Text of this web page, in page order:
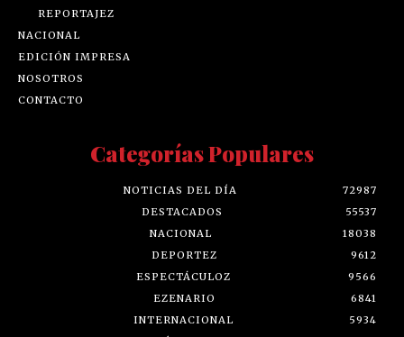
REPORTAJEZ
NACIONAL
EDICIÓN IMPRESA
NOSOTROS
CONTACTO
Categorías Populares
NOTICIAS DEL DÍA
72987
DESTACADOS
55537
NACIONAL
18038
DEPORTEZ
9612
ESPECTÁCULOZ
9566
EZENARIO
6841
INTERNACIONAL
5934